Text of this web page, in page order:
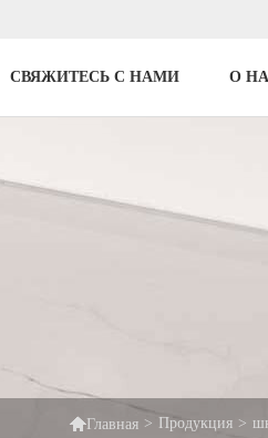
СВЯЖИТЕСЬ С НАМИ О
 Главная > Продукция >